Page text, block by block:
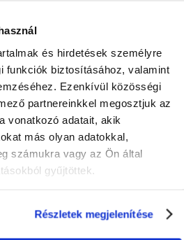
és hirdetések személyre
funkciók biztosításához, valamint
Ezenkívül közösségi
partnereinkkel megosztjuk az
vonatkozó adatait, akik
más olyan adatokkal,
számukra vagy az Ön által
gyűjtöttek.
Részletek megjelenítése
(GYIK)
vásárlók írhatnak véleményt, akik
A csillagok által adott értékelés